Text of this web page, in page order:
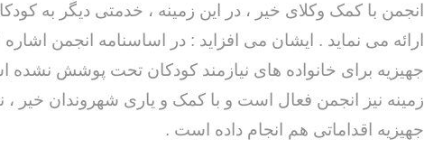
انجمن با کمک وکلای خیر ، در این زمینه ، خدمتی دیگر به
ارائه می نماید . ایشان می افزاید : در اساسنامه انجمن اشاره
جهیزیه برای خانواده های نیازمند کودکان تحت پوشش نشده
زمینه نیز انجمن فعال است و با کمک و یاری شهروندان خیر ،
جهیزیه اقداماتی هم انجام داده است .